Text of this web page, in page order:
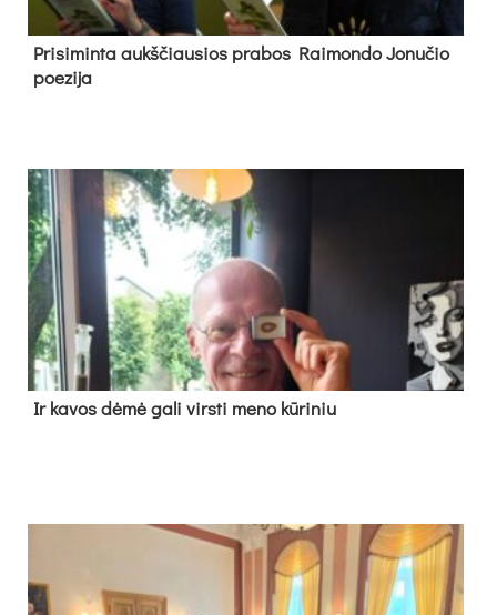
Pri­si­min­ta aukš­čiau­sios pra­bos Rai­mon­do Jo­nu­čio
poe­zi­ja
Ir ka­vos dė­mė ga­li virs­ti me­no kū­ri­niu